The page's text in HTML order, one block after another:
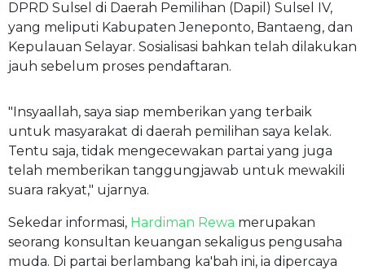
DPRD Sulsel di Daerah Pemilihan (Dapil) Sulsel IV,
yang meliputi Kabupaten Jeneponto, Bantaeng, dan
Kepulauan Selayar. Sosialisasi bahkan telah dilakukan
jauh sebelum proses pendaftaran.
"Insyaallah, saya siap memberikan yang terbaik
untuk masyarakat di daerah pemilihan saya kelak.
Tentu saja, tidak mengecewakan partai yang juga
telah memberikan tanggungjawab untuk mewakili
suara rakyat," ujarnya.
Sekedar informasi, Hardiman Rewa merupakan
seorang konsultan keuangan sekaligus pengusaha
muda. Di partai berlambang ka'bah ini, ia dipercaya